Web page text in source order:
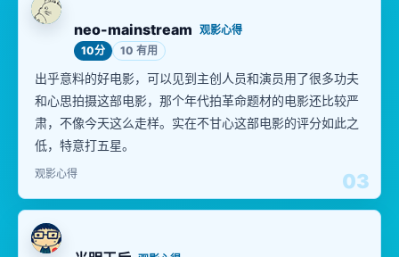
03
neo-mainstream 观影心得
10分
10 有用
出乎意料的好电影，可以见到主创人员和演员用了很多功夫
和心思拍摄这部电影，那个年代拍革命题材的电影还比较严
肃，不像今天这么走样。实在不甘心这部电影的评分如此之
低，特意打五星。
观影心得